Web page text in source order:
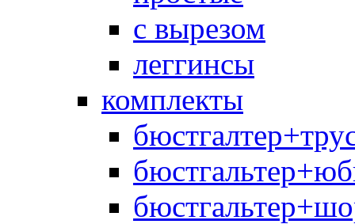
с вырезом
леггинсы
комплекты